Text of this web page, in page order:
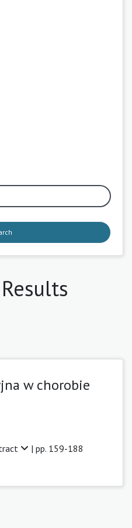
w chorobie
| pp. 159-188